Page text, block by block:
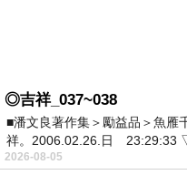
◎吉祥_037~038
■潘文良著作集＞勵益品＞魚
祥。2006.02.26.日 23:29:33
2026-08-05